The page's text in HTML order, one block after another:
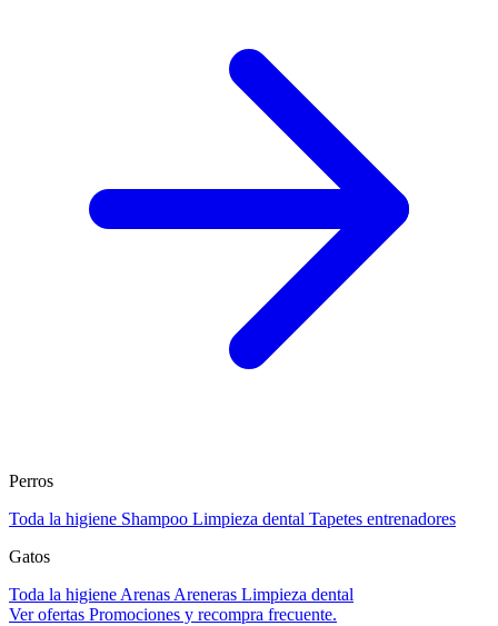
Perros
Toda la higiene Shampoo Limpieza dental Tapetes entrenadores
Gatos
Toda la higiene Arenas Areneras Limpieza dental
Ver ofertas Promociones y recompra frecuente.